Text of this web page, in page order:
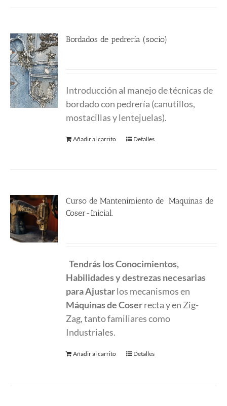
Bordados de pedrería (socio)
Introducción al manejo de técnicas de
bordado con pedrería (canutillos,
mostacillas y lentejuelas).
Añadir al carrito Detalles
Curso de Mantenimiento de Maquinas de
Coser-Inicial.
Tendrás los Conocimientos,
Habilidades y destrezas necesarias
para Ajustarlos mecanismos en
Máquinas de Coserrecta y en Zig-
Zag, tanto familiares como
Industriales.
Añadir al carrito Detalles